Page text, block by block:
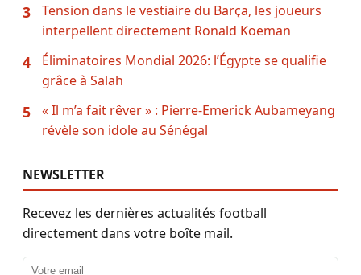
3
Tension dans le vestiaire du Barça, les joueurs
interpellent directement Ronald Koeman
4
Éliminatoires Mondial 2026: l’Égypte se qualifie
grâce à Salah
5
« Il m’a fait rêver » : Pierre-Emerick Aubameyang
révèle son idole au Sénégal
NEWSLETTER
Recevez les dernières actualités football
directement dans votre boîte mail.
Adresse email